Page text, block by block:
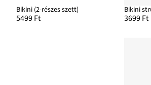
Bikini (2-részes szett)
5499 Ft 3699 Ft